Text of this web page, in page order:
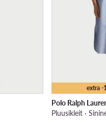
extra -
Polo Ralph
Pluusikleit ·